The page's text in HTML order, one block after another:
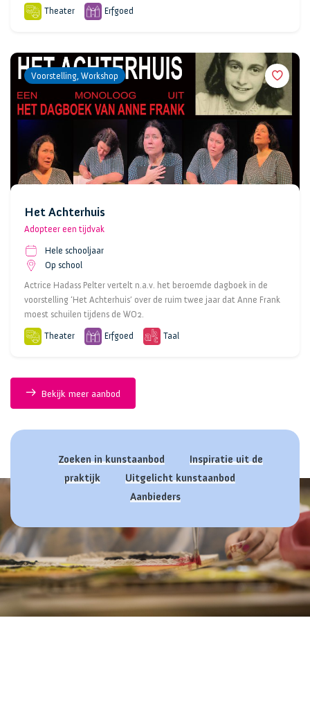
Theater Erfgoed
Voorstelling, Workshop
Het Achterhuis
Adopteer een tijdvak
Hele schooljaar
Op school
Actrice Hadass Pelter vertelt n.a.v. het beroemde dagboek in de
voorstelling ‘Het Achterhuis’ over de ruim twee jaar dat Anne Frank
moest schuilen tijdens de WO2.
Theater Erfgoed Taal
Bekijk meer aanbod
Zoeken in kunstaanbod
Inspiratie uit de
praktijk
Uitgelicht kunstaanbod
Aanbieders